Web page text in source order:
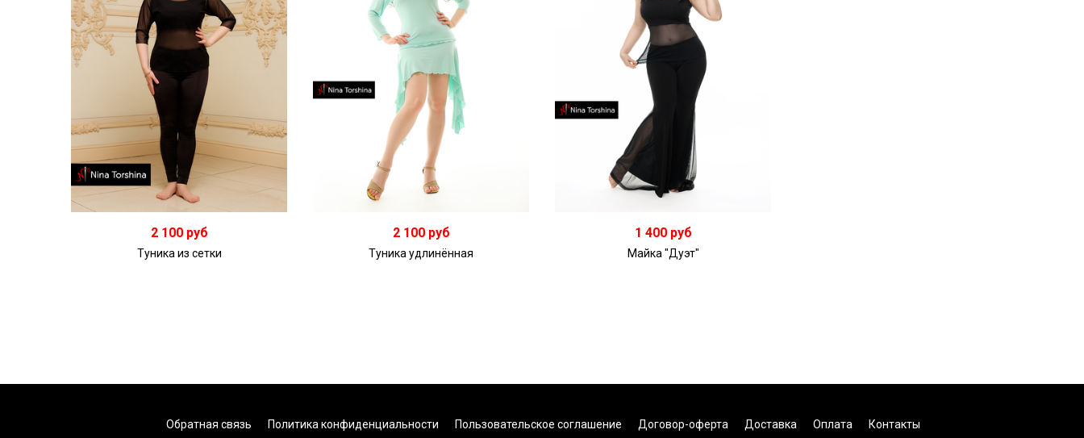
2 100 руб
Туника из сетки
2 100 руб
Туника удлинённая
1 400 руб
Майка "Дуэт"
Обратная связь Политика конфиденциальности Пользовательское соглашение Договор-оферта Доставка Оплата Контакты